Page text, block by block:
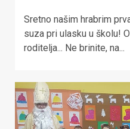
Sretno našim hrabrim
suza pri ulasku u školu!
roditelja... Ne brinite, na...